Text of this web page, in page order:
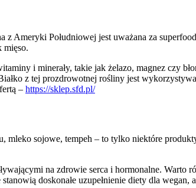
Ameryki Południowej jest uważana za
mięso.
i minerały, takie jak żelazo, magnez czy
z tej prozdrowotnej rośliny jest
– https://sklep.sfd.pl/
mleko sojowe, tempeh – to tylko niektóre
na zdrowie serca i hormonalne. Warto
doskonałe uzupełnienie diety dla wegan,